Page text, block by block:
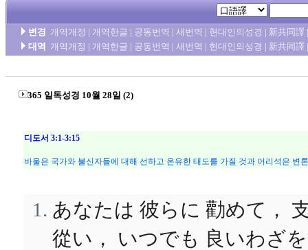
변경 개역개정 | 개역한글 | 공동번역 | 새번역 | 현대인의성경 | 新共同譯
대역
개역개정 | 개역한글 | 공동번역 | 새번역 | 현대인의성경 | 新共同譯
365 일독성경 10월 28일 (2)
디도서 3:1-3:15
바울은 국가와 불신자들에 대해 선하고 온유한 태도를 가질 것과 어리석은
あなたは 彼らに 勸めて，
從い， いつでも 良いわざ